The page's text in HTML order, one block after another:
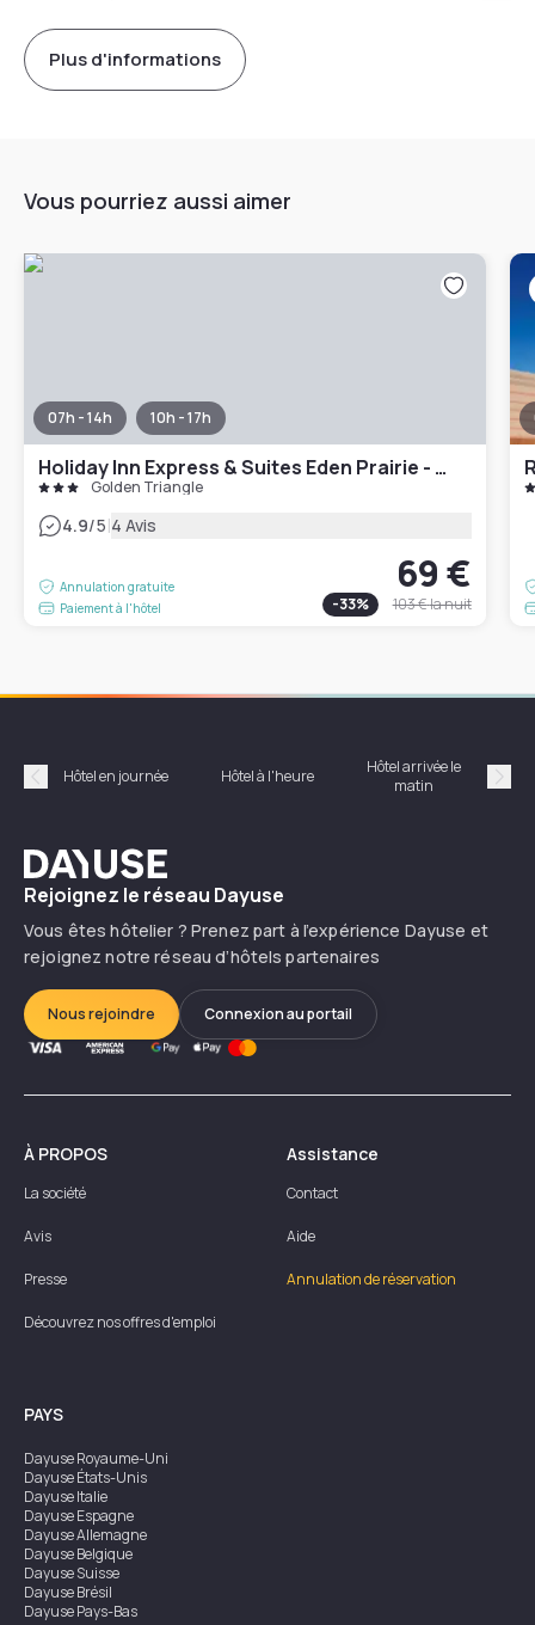
Plus d'informations
Vous pourriez aussi aimer
07h - 14h 10h - 17h
Holiday Inn Express & Suites Eden Prairie - Minneapolis, an IHG Hotel
Golden Triangle
4.9/5|4 Avis
Annulation gratuite
Paiement à l'hôtel
69 €
-33% 103 €la nuit
Précédent
Hôtel en journée Hôtel à l'heure
Hôtel arrivée le
matin
Dayuse
Rejoignez le réseau Dayuse
Vous êtes hôtelier ? Prenez part à l’expérience Dayuse et
rejoignez notre réseau d’hôtels partenaires
Nous rejoindre Connexion au portail
À PROPOS
La société
Avis
Presse
Découvrez nos offres d'emploi
Assistance
Contact
Aide
Annulation de réservation
PAYS
DayuseRoyaume-Uni
DayuseÉtats-Unis
DayuseItalie
DayuseEspagne
DayuseAllemagne
DayuseBelgique
DayuseSuisse
DayuseBrésil
DayusePays-Bas